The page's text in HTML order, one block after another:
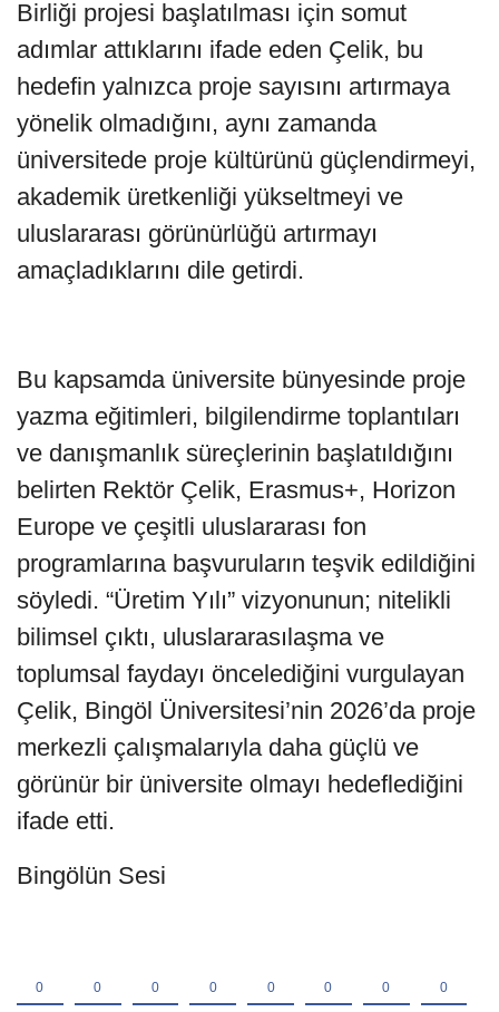
Birliği projesi başlatılması için somut
adımlar attıklarını ifade eden Çelik, bu
hedefin yalnızca proje sayısını artırmaya
yönelik olmadığını, aynı zamanda
üniversitede proje kültürünü güçlendirmeyi,
akademik üretkenliği yükseltmeyi ve
uluslararası görünürlüğü artırmayı
amaçladıklarını dile getirdi.
Bu kapsamda üniversite bünyesinde proje
yazma eğitimleri, bilgilendirme toplantıları
ve danışmanlık süreçlerinin başlatıldığını
belirten Rektör Çelik, Erasmus+, Horizon
Europe ve çeşitli uluslararası fon
programlarına başvuruların teşvik edildiğini
söyledi. “Üretim Yılı” vizyonunun; nitelikli
bilimsel çıktı, uluslararasılaşma ve
toplumsal faydayı öncelediğini vurgulayan
Çelik, Bingöl Üniversitesi’nin 2026’da proje
merkezli çalışmalarıyla daha güçlü ve
görünür bir üniversite olmayı hedeflediğini
ifade etti.
Bingölün Sesi